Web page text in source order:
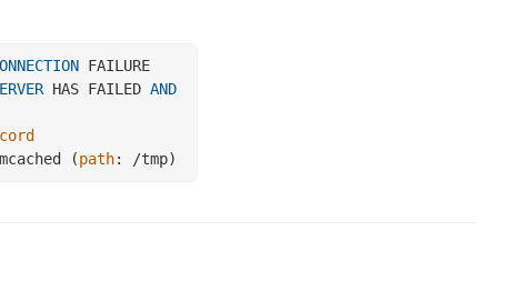
FAILURE
HAS FAILED AND
(path: /tmp)